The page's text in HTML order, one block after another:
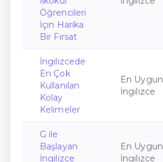
Öğrencileri
İçin Harika
Bir Fırsat
İngilizcede
En Çok
Kullanılan
Kolay
Kelimeler
En Uygun
İngilizce
G ile
Başlayan
İngilizce
En Uygun
İngilizce